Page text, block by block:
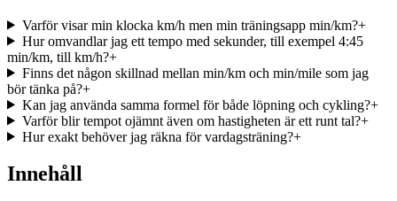
Varför visar min klocka km/h men min träningsapp min/km?+
Hur omvandlar jag ett tempo med sekunder, till exempel 4:45
min/km, till km/h?+
Finns det någon skillnad mellan min/km och min/mile som jag
bör tänka på?+
Kan jag använda samma formel för både löpning och cykling?+
Varför blir tempot ojämnt även om hastigheten är ett runt tal?+
Hur exakt behöver jag räkna för vardagsträning?+
Innehåll